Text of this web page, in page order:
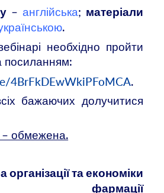
– англійська; матеріали
.
необхідно пройти
посиланням:
4BrFkDEwWkiPFoMCA.
бажаючих долучитися
– обмежена.
організації та економіки
фармації